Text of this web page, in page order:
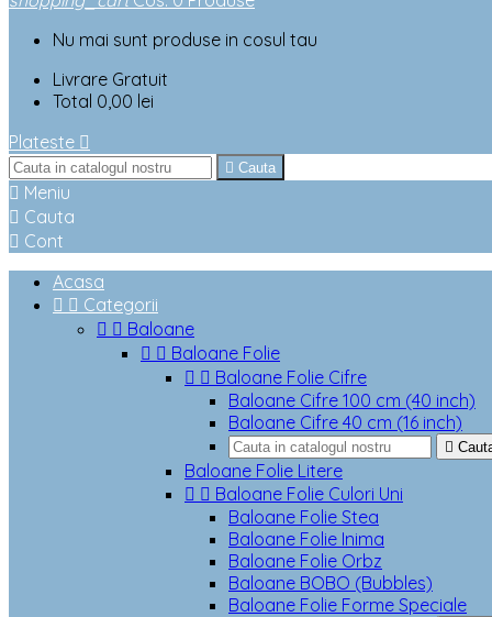
Nu mai sunt produse in cosul tau
Livrare Gratuit
Total 0,00 lei
Plateste 
 Cauta
 Meniu
 Cauta
 Cont
Acasa
  Categorii
  Baloane
  Baloane Folie
  Baloane Folie Cifre
Baloane Cifre 100 cm (40 inch)
Baloane Cifre 40 cm (16 inch)

Baloane Folie Litere
  Baloane Folie Culori Uni
Baloane Folie Stea
Baloane Folie Inima
Baloane Folie Orbz
Baloane BOBO (Bubbles)
Baloane Folie Forme Speciale